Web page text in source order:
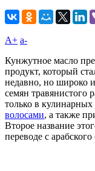
A+ а-
Кунжутное масло
продукт, который
недавно, но широко
семян травянистого
только в кулинарных
волосами, а также
Второе название
переводе с